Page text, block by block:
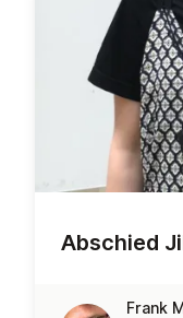
Abschied
Frank